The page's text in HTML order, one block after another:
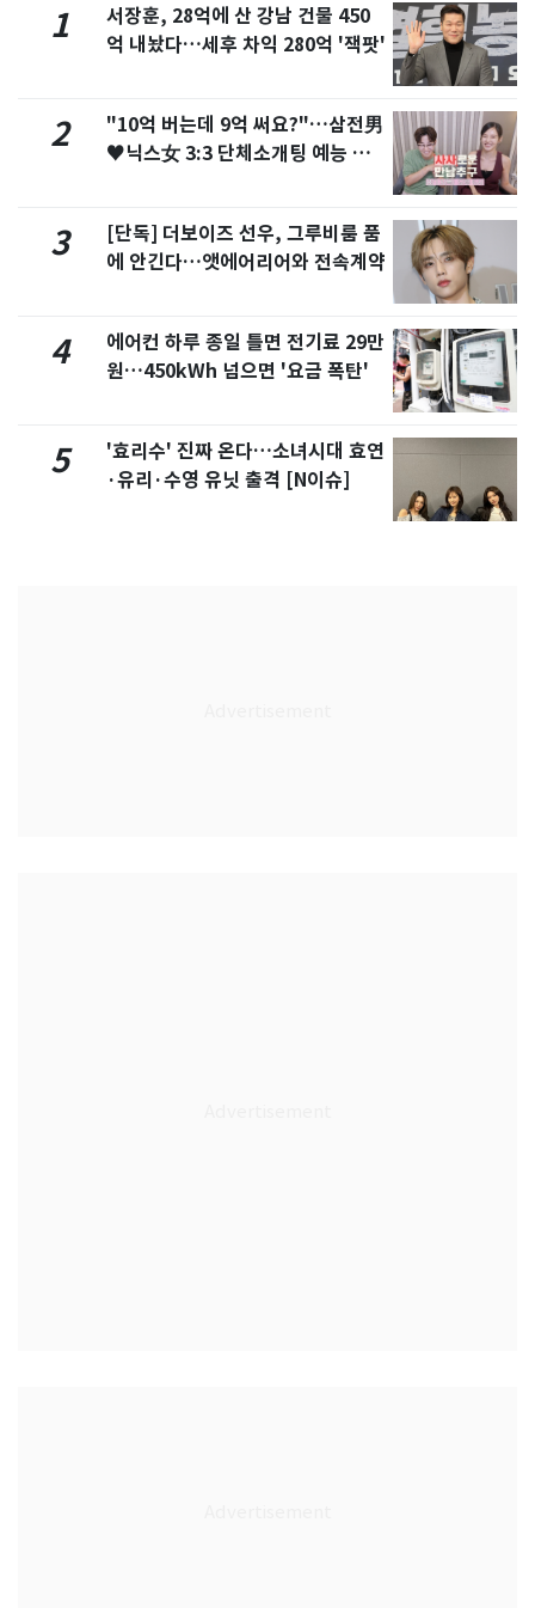
1
서장훈, 28억에 산 강남 건물 450
억 내놨다…세후 차익 280억 '잭팟'
2
"10억 버는데 9억 써요?"…삼전男
♥닉스女 3:3 단체소개팅 예능 화
3
[단독] 더보이즈 선우, 그루비룸 품
에 안긴다…앳에어리어와 전속계약
4
에어컨 하루 종일 틀면 전기료 29만
원…450kWh 넘으면 '요금 폭탄'
5
'효리수' 진짜 온다…소녀시대 효연
·유리·수영 유닛 출격 [N이슈]